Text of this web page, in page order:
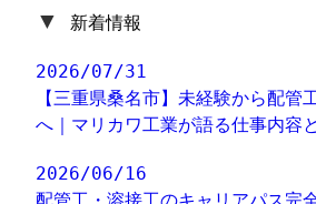
▼ 新着情報
2026/07/31
【三重県桑名市】未経験から配管
へ｜マリカワ工業が語る仕事内容
2026/06/16